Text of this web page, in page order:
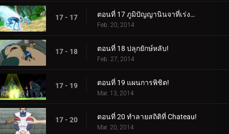
17 - 17 ตอนที่ 17 ภูมิปัญญานินจาที่เร่งรีบ!
Feb. 20, 2014
17 - 18 ตอนที่ 18 ปลุกยักษ์หลับ!
Feb. 27, 2014
17 - 19 ตอนที่ 19 แผนการพิชิต!
Mar. 13, 2014
17 - 20 ตอนที่ 20 ทำลายสถิติที่ Chateau!
Mar. 20, 2014